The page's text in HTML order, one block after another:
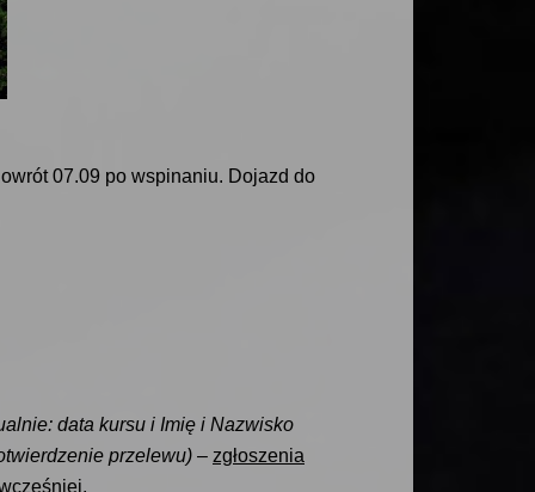
07.09 po wspinaniu. Dojazd do
data kursu i Imię i Nazwisko
przelewu) – zgłoszenia